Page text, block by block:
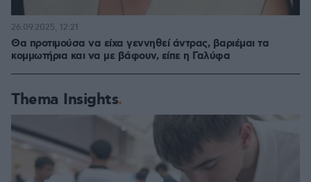
Θα προτιμούσα να είχα γεννηθεί άντρας, βαριέμαι τα
κομμωτήρια και να με βάφουν, είπε η Γαλύφα
26.09.2025, 12:21
Thema Insights